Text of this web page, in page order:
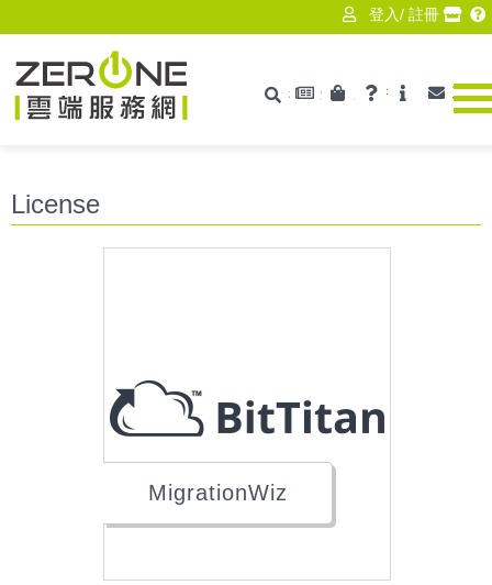
登入/ 註冊
搜尋最新消息產品資訊技術支援
ISV 聯絡
License
MigrationWiz